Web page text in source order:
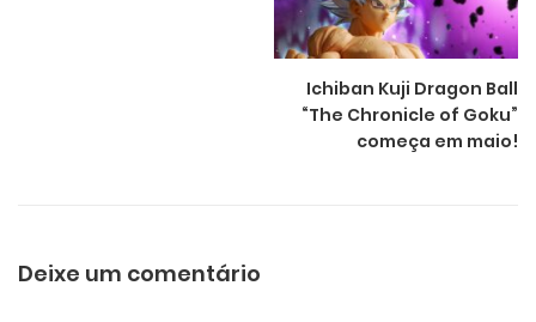
Ichiban Kuji Dragon Ball
“The Chronicle of Goku”
começa em maio!
Deixe um comentário